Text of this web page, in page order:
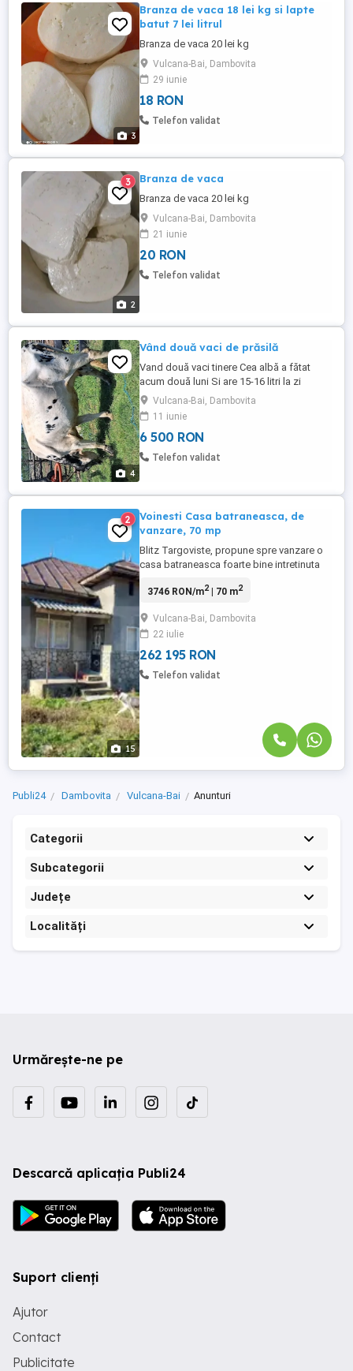
3
Branza de vaca 18 lei kg si lapte
batut 7 lei litrul
Branza de vaca 20 lei kg
Vulcana-Bai, Dambovita
29 iunie
18 RON
Telefon validat
2
3 Branza de vaca
Branza de vaca 20 lei kg
Vulcana-Bai, Dambovita
21 iunie
20 RON
Telefon validat
4
Vând două vaci de prăsilă
Vand două vaci tinere Cea albă a fătat
acum două luni Si are 15-16 litri la zi
Vârsta vaci este de 5 ani Cea Neagră e
gestantă in 3 luni Cu al 6 lea vitel in burtă
Si are 10-12 litri la zi
Vulcana-Bai, Dambovita
11 iunie
6 500 RON
Telefon validat
15
2
Voinesti Casa batraneasca, de
vanzare, 70 mp
Blitz Targoviste, propune spre vanzare o
casa batraneasca foarte bine intretinuta
zona Izvoarele, construita pe un teren
racordata la electricitate, apa provine din
sursa proprie (cismea in curte), proiectul
de gaze este in curs ...
3746 RON/m2| 70 m2
Vulcana-Bai, Dambovita
22 iulie
262 195 RON
Telefon validat
Publi24 Dambovita Vulcana-Bai Anunturi
Categorii
Subcategorii
Județe
Localități
Urmărește-ne pe
Descarcă aplicația Publi24
Suport clienți
Ajutor
Contact
Publicitate